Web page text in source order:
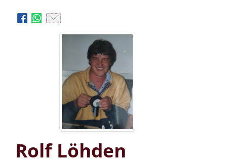
Rolf Löhden